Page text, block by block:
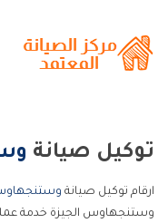
توكيل صيانة
ارقام توكيل صيانة
وستنجهاوس الجيزة خدمة